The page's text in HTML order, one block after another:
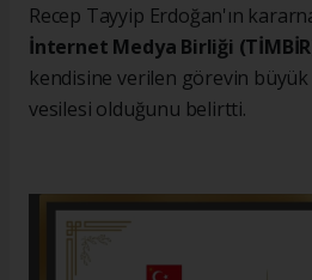
Recep Tayyip Erdoğan'ın
İnternet Medya Birliği
kendisine verilen görevin
vesilesi olduğunu belirtti.